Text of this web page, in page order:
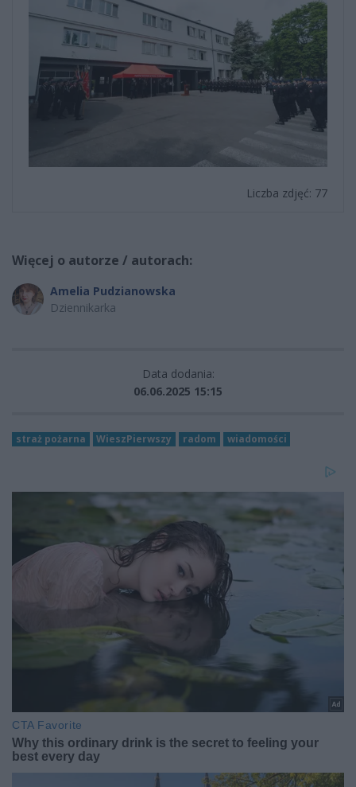
Liczba zdjęć: 77
Więcej o autorze / autorach:
Amelia Pudzianowska
Dziennikarka
Data dodania:
06.06.2025 15:15
straż pożarna WieszPierwszy radom wiadomości